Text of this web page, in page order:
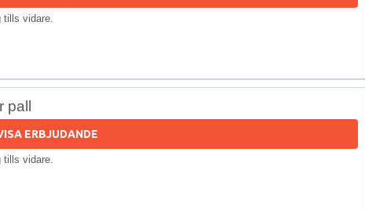
tills vidare.
pall
ERBJUDANDE
tills vidare.